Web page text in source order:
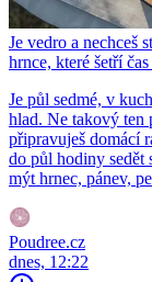
Je vedro a nechceš
hrnce, které šetří
Je půl sedmé, v
hlad. Ne takový ten
připravuješ domácí
do půl hodiny sedět
mýt hrnec, pánev,
Poudree.cz
dnes, 12:22